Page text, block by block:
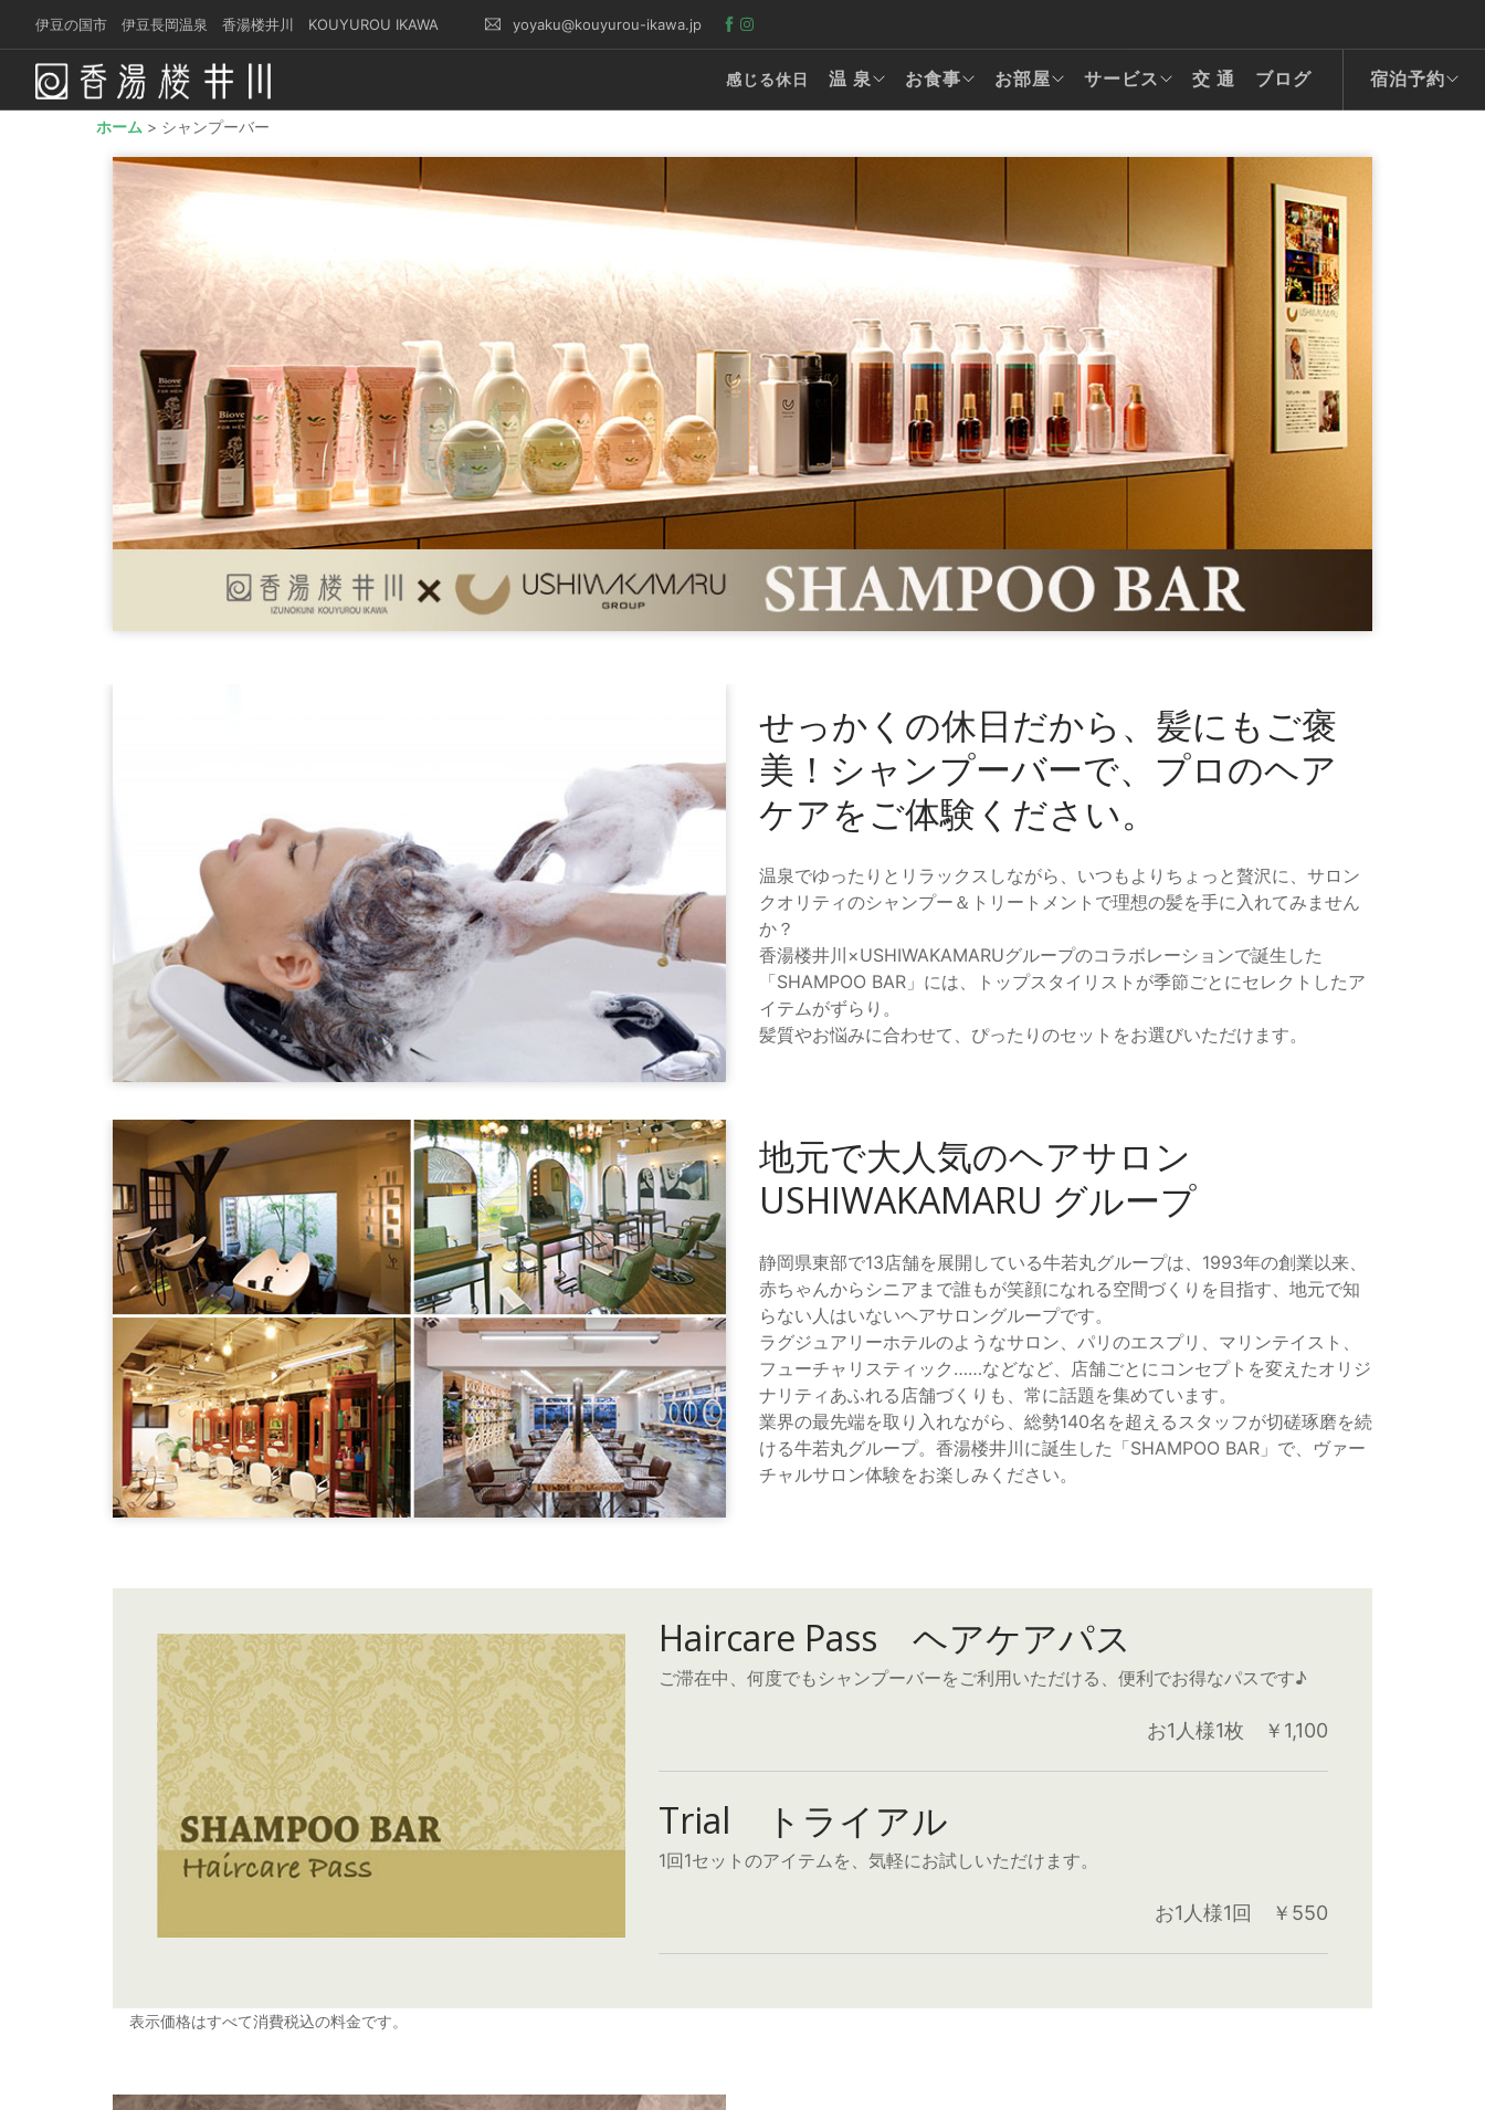
伊豆の国市 伊豆長岡温泉 香湯楼井川 KOUYUROU IKAWA yoyaku@kouyurou-ikawa.jp
感じる休日 温 泉 お食事 お部屋 サービス 交 通 ブログ 宿泊予約
ホーム > シャンプーバー
せっかくの休日だから、髪にもご褒
美！シャンプーバーで、プロのヘア
ケアをご体験ください。
温泉でゆったりとリラックスしながら、いつもよりちょっと贅沢に、サロン
クオリティのシャンプー＆トリートメントで理想の髪を手に入れてみません
か？
香湯楼井川×USHIWAKAMARUグループのコラボレーションで誕生した
「SHAMPOO BAR」には、トップスタイリストが季節ごとにセレクトしたア
イテムがずらり。
髪質やお悩みに合わせて、ぴったりのセットをお選びいただけます。
地元で大人気のヘアサロン
USHIWAKAMARU グループ
静岡県東部で13店舗を展開している牛若丸グループは、1993年の創業以来、
赤ちゃんからシニアまで誰もが笑顔になれる空間づくりを目指す、地元で知
らない人はいないヘアサロングループです。
ラグジュアリーホテルのようなサロン、パリのエスプリ、マリンテイスト、
フューチャリスティック……などなど、店舗ごとにコンセプトを変えたオリジ
ナリティあふれる店舗づくりも、常に話題を集めています。
業界の最先端を取り入れながら、総勢140名を超えるスタッフが切磋琢磨を続
ける牛若丸グループ。香湯楼井川に誕生した「SHAMPOO BAR」で、ヴァー
チャルサロン体験をお楽しみください。
Haircare Pass ヘアケアパス
ご滞在中、何度でもシャンプーバーをご利用いただける、便利でお得なパスです♪
お1人様1枚 ￥1,100
Trial トライアル
1回1セットのアイテムを、気軽にお試しいただけます。
お1人様1回 ￥550
表示価格はすべて消費税込の料金です。